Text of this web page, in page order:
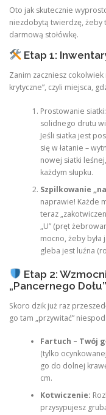
Oto jak skutecznie
niezdobytą twierdzę, żeby
darmową stołówkę.
Etap 1:
Zanim zaczniesz
krytyczne”, czyli miejsca,
Prostowanie
solidnego drutu
Jeśli siatka jest
się w łatanie –
nowej siatki leśnej,
każdym słupku.
Szpilkowanie
naprawie! Każde
teraz
„U” (pręt
mocno, żeby była
gleba jest luźna
Etap 2:
„Pancernego Dołu”
Skoro dzik już raz
go tam „przywitać”
Fartuch – Twój
(tylko
go do dolnej
cm.
Kotwiczenie:
przysypujesz